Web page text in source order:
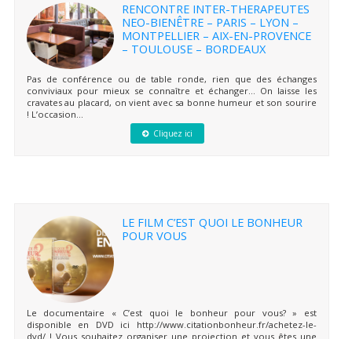
RENCONTRE INTER-THERAPEUTES
NEO-BIENÊTRE – PARIS – LYON –
MONTPELLIER – AIX-EN-PROVENCE
– TOULOUSE – BORDEAUX
Pas de conférence ou de table ronde, rien que des échanges
conviviaux pour mieux se connaître et échanger… On laisse les
cravates au placard, on vient avec sa bonne humeur et son sourire
! L’occasion...
Cliquez ici
LE FILM C’EST QUOI LE BONHEUR
POUR VOUS
Le documentaire « C’est quoi le bonheur pour vous? » est
disponible en DVD ici http://www.citationbonheur.fr/achetez-le-
dvd/ ! Vous souhaitez organiser une projection et vous êtes une